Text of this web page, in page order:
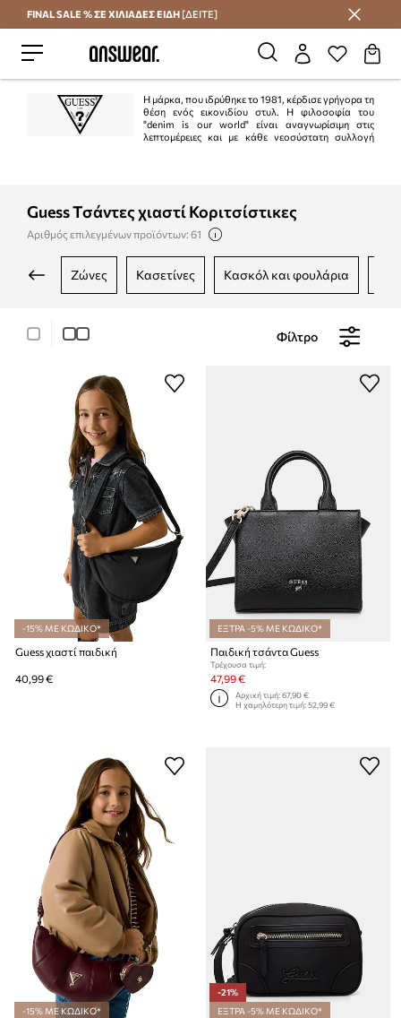
Εξοικονομήστε με το Answear Club
FINAL SALE % ΣΕ ΧΙΛΙΑΔΕΣ ΕΙΔΗ [ΔΕΙΤΕ]
Η μάρκα, που ιδρύθηκε το 1981, κέρδισε γρήγορα τη
θέση ενός εικονιδίου στυλ. Η φιλοσοφία του
"denim is our world" είναι αναγνωρίσιμη στις
λεπτομέρειες και με κάθε νεοσύστατη συλλογή
Guess Τσάντες χιαστί Κοριτσίστικες
Αριθμός επιλεγμένων προϊόντων: 61
ζώνες κασετίνες κασκόλ και φουλάρια
Φίλτρο
-15% ΜΕ ΚΩΔΙΚΟ*
Guess χιαστί παιδική
40,99 €
ΕΞΤΡΑ -5% ΜΕ ΚΩΔΙΚΟ*
Παιδική τσάντα Guess
Τρέχουσα τιμή:
47,99 €
Αρχική τιμή:67,90 €
Η χαμηλότερη τιμή:52,99 €
-15% ΜΕ ΚΩΔΙΚΟ*
-21%
ΕΞΤΡΑ -5% ΜΕ ΚΩΔΙΚΟ*